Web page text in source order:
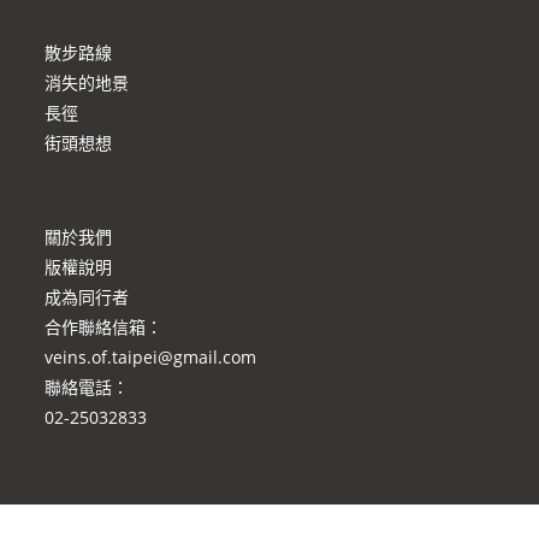
散步路線
消失的地景
長徑
街頭想想
關於我們
版權說明
成為同行者
合作聯絡信箱 ：
veins.of.taipei@gmail.com
聯絡電話：
02-25032833